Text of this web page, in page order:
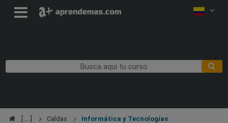
Caldas Informática y Tecnologías